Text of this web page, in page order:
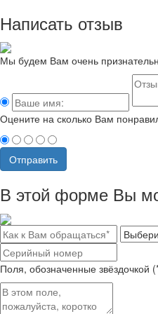
Написать отзыв
Мы будем Вам очень
Оцените на сколько Вам
Отправить
В этой форме Вы
Поля, обозначенные